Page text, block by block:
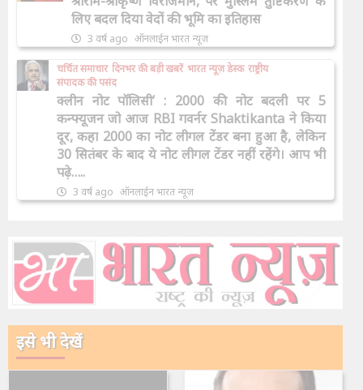
लिए बदल दिया वेदों की भूमि का इतिहास
3 वर्ष ago ऑनलाईन भारत न्यूज़
चर्चित समाचार दिनभर की बड़ी खबरें भारत न्यूज़ डेस्क राष्ट्रीय
संपादक की पसंद
क्लीन नोट पॉलिसी’ : 2000 की नोट बदली पर 5
कन्फ्यूजन जो आज RBI गवर्नर Shaktikanta ने किया
दूर, कहा 2000 का नोट लीगल टेंडर बना हुआ है, लेकिन
30 सितंबर के बाद ये नोट लीगल टेंडर नहीं रहेंगे। आप भी
पढ़े…..
3 वर्ष ago ऑनलाईन भारत न्यूज़
इसे भी देखें